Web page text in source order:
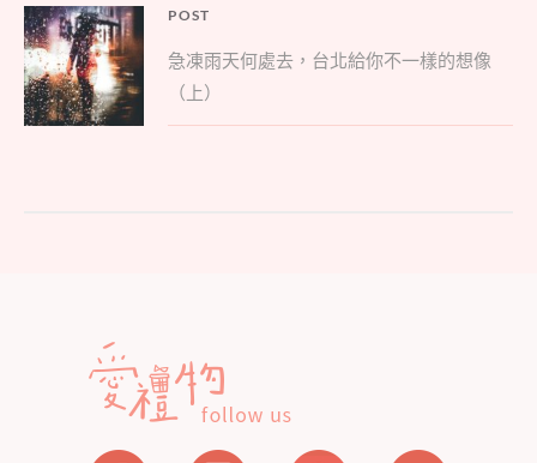
文
章
導
覽
POST
Parent
post:
急凍雨天何處去，台北給你不一樣的想像
（上）